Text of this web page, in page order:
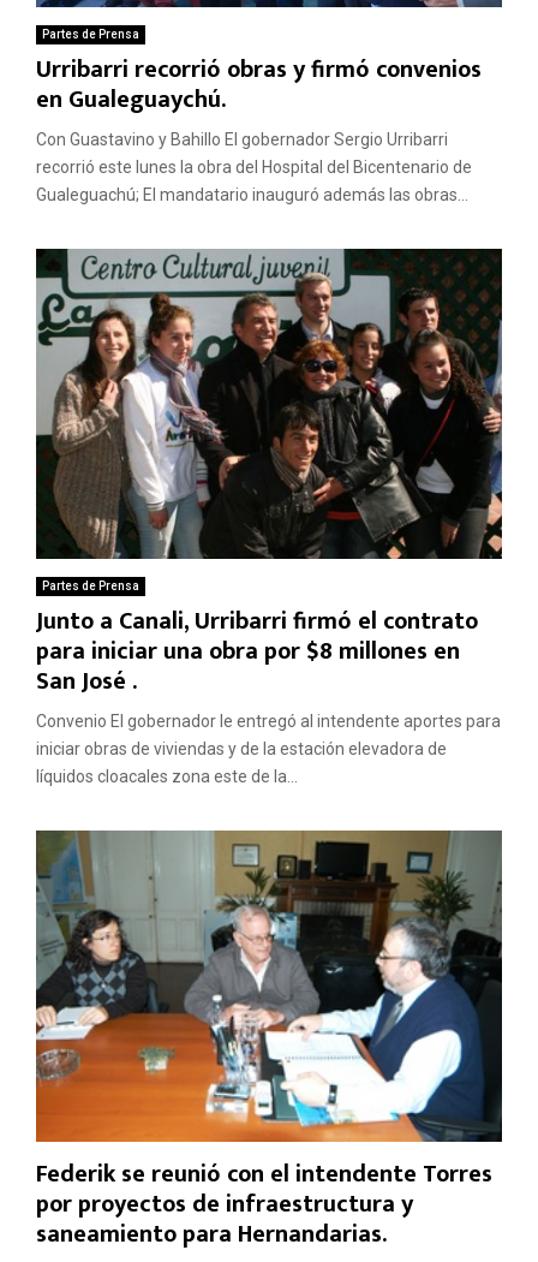
Partes de Prensa
Urribarri recorrió obras y firmó convenios
en Gualeguaychú.
Con Guastavino y Bahillo El gobernador Sergio Urribarri
recorrió este lunes la obra del Hospital del Bicentenario de
Gualeguachú; El mandatario inauguró además las obras...
Partes de Prensa
Junto a Canali, Urribarri firmó el contrato
para iniciar una obra por $8 millones en
San José .
Convenio El gobernador le entregó al intendente aportes para
iniciar obras de viviendas y de la estación elevadora de
líquidos cloacales zona este de la...
Federik se reunió con el intendente Torres
por proyectos de infraestructura y
saneamiento para Hernandarias.